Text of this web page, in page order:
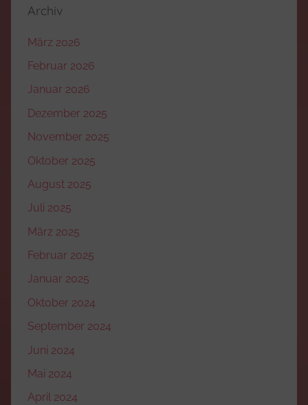
Archiv
März 2026
Februar 2026
Januar 2026
Dezember 2025
November 2025
Oktober 2025
August 2025
Juli 2025
März 2025
Februar 2025
Januar 2025
Oktober 2024
September 2024
Juni 2024
Mai 2024
April 2024